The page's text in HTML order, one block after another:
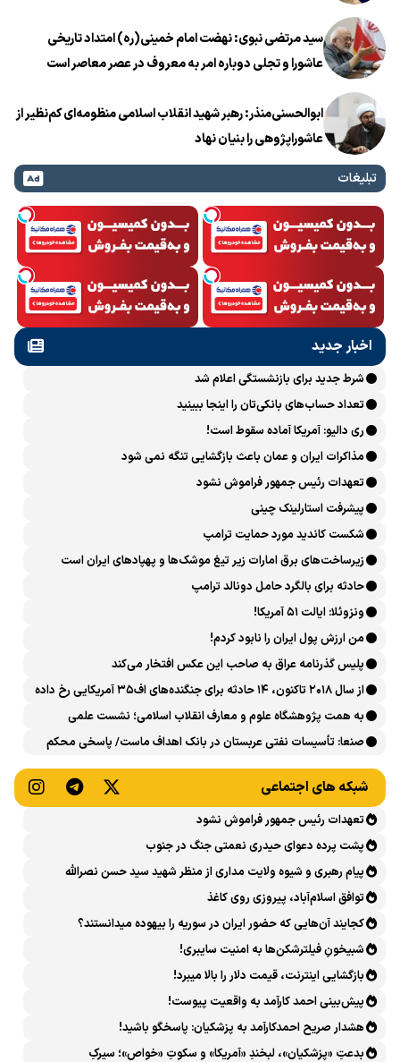
سید مرتضی نبوی: نهضت امام خمینی(ره) امتداد تاریخی
عاشورا و تجلی دوباره امر به معروف در عصر معاصر است
ابوالحسنی‌منذر: رهبر شهید انقلاب اسلامی منظومه‌ای کم‌نظیر از
عاشوراپژوهی را بنیان نهاد
تبلیغات
اخبار جدید
شرط جدید برای بازنشستگی اعلام شد
تعداد حساب‌های بانکی‌تان را اینجا ببینید
ری دالیو: آمریکا آماده سقوط است!
مذاکرات ایران و عمان باعث بازگشایی تنگه نمی شود
تعهدات رئیس جمهور فراموش نشود
پیشرفت ‏استارلینک چینی
شکست کاندید مورد حمایت ترامپ
زیرساخت‌های برق امارات زیر تیغ موشک‌ها و پهپادهای ایران است
حادثه برای بالگرد حامل دونالد ترامپ
ونزوئلا: ایالت ۵۱ آمریکا!
من ارزش پول ایران را نابود کردم!
پلیس گذرنامه عراق به صاحب این عکس افتخار می‌کند
از سال ۲۰۱۸ تاکنون، ۱۴ حادثه برای جنگنده‌های اف۳۵ آمریکایی رخ داده
است
به همت پژوهشگاه علوم و معارف انقلاب اسلامی؛ نشست علمی
«اربعین حسینی در منظومه فکری رهبر شهید، امام خامنه‌ای» برگزار
صنعا: تأسیسات نفتی عربستان در بانک اهداف ماست/ پاسخی محکم
شبکه های اجتماعی
تعهدات رئیس جمهور فراموش نشود
پشت پرده دعوای حیدری نعمتی جنگ در جنوب
پیام رهبری و شیوه ولایت مداری از منظر شهید سید حسن نصرالله
توافق اسلام‌آباد، پیروزی روی کاغذ
کجایند آن‌هایی که حضور ایران در سوریه را بیهوده میدانستند؟
شبیخونِ فیلترشکن‌ها به امنیت سایبری!
بازگشایی اینترنت، قیمت دلار را بالا میبرد!
پیش‌بینی احمد کارآمد به واقعیت پیوست!
هشدار صریح احمدکارآمد به پزشکیان: پاسخگو باشید!
بدعتِ «پزشکیان»، لبخندِ «آمریکا» و سکوتِ «خواص»؛ سیرکِ